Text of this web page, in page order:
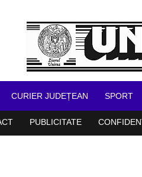
CURIER JUDEȚEAN SPORT
PUBLICITATE